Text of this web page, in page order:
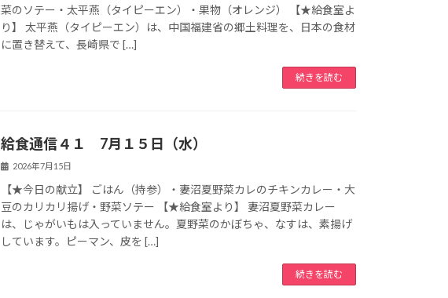
菜のソテー・太平燕（タイピーエン）・果物（オレンジ） 【★給食室よ
り】 太平燕（タイピーエン）は、中国福建省の郷土料理を、日本の食材
に置き替えて、長崎県で […]
続きを読む
給食通信４１ 7月１５日（水）
2026年7月15日
【★今日の献立】 ごはん（持参）・妻沼夏野菜カレのチキンカレー・大
豆のカリカリ揚げ・野菜ソテー 【★給食室より】 妻沼夏野菜カレー
は、じゃがいもは入っていません。夏野菜のかぼちゃ、なすは、素揚げ
しています。ピーマン、皮を […]
続きを読む